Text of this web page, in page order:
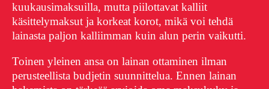
kuukausimaksuilla, mutta piilottavat kalliit
käsittelymaksut ja korkeat korot, mikä voi tehdä
lainasta paljon kalliimman kuin alun perin vaikutti.
Toinen yleinen ansa on lainan ottaminen ilman
perusteellista budjetin suunnittelua. Ennen lainan